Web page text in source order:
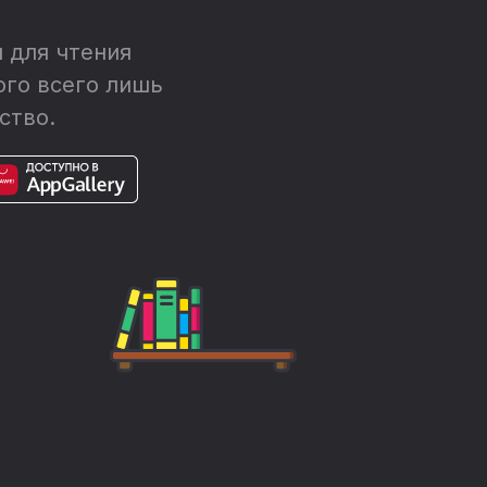
чтения
всего лишь